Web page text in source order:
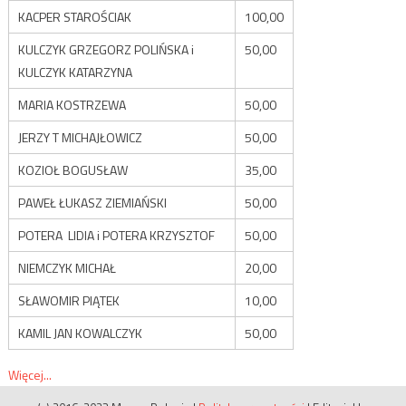
KACPER STAROŚCIAK
100,00
KULCZYK GRZEGORZ POLIŃSKA i
KULCZYK KATARZYNA
50,00
MARIA KOSTRZEWA
50,00
JERZY T MICHAJŁOWICZ
50,00
KOZIOŁ BOGUSŁAW
35,00
PAWEŁ ŁUKASZ ZIEMIAŃSKI
50,00
POTERA LIDIA i POTERA KRZYSZTOF
50,00
NIEMCZYK MICHAŁ
20,00
SŁAWOMIR PIĄTEK
10,00
KAMIL JAN KOWALCZYK
50,00
Więcej...